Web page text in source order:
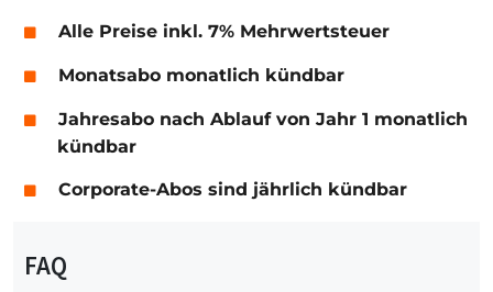
Alle Preise inkl. 7% Mehrwertsteuer
Monatsabo monatlich kündbar
Jahresabo nach Ablauf von Jahr 1 monatlich
kündbar
Corporate-Abos sind jährlich kündbar
FAQ